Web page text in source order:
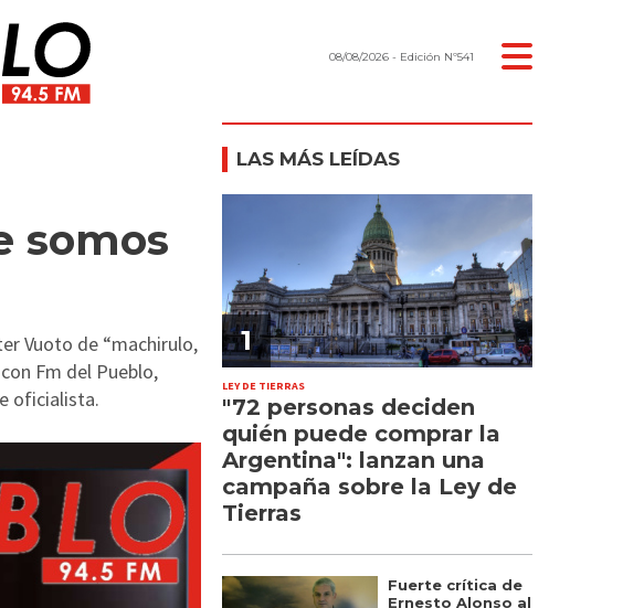
08/08/2026 - Edición Nº541
somos
Vuoto de “machirulo,
Fm del Pueblo,
oficialista.
LAS MÁS LEÍDAS
1
LEY DE TIERRAS
"72 personas deciden
quién puede comprar la
Argentina": lanzan una
campaña sobre la Ley de
Tierras
Fuerte crítica de
Ernesto Alonso al